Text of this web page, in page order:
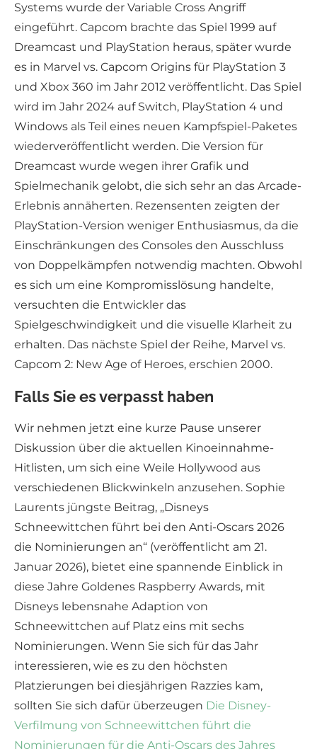
Systems wurde der Variable Cross Angriff
eingeführt. Capcom brachte das Spiel 1999 auf
Dreamcast und PlayStation heraus, später wurde
es in Marvel vs. Capcom Origins für PlayStation 3
und Xbox 360 im Jahr 2012 veröffentlicht. Das Spiel
wird im Jahr 2024 auf Switch, PlayStation 4 und
Windows als Teil eines neuen Kampfspiel-Paketes
wiederveröffentlicht werden. Die Version für
Dreamcast wurde wegen ihrer Grafik und
Spielmechanik gelobt, die sich sehr an das Arcade-
Erlebnis annäherten. Rezensenten zeigten der
PlayStation-Version weniger Enthusiasmus, da die
Einschränkungen des Consoles den Ausschluss
von Doppelkämpfen notwendig machten. Obwohl
es sich um eine Kompromisslösung handelte,
versuchten die Entwickler das
Spielgeschwindigkeit und die visuelle Klarheit zu
erhalten. Das nächste Spiel der Reihe, Marvel vs.
Capcom 2: New Age of Heroes, erschien 2000.
Falls Sie es verpasst haben
Wir nehmen jetzt eine kurze Pause unserer
Diskussion über die aktuellen Kinoeinnahme-
Hitlisten, um sich eine Weile Hollywood aus
verschiedenen Blickwinkeln anzusehen. Sophie
Laurents jüngste Beitrag, „Disneys
Schneewittchen führt bei den Anti-Oscars 2026
die Nominierungen an“ (veröffentlicht am 21.
Januar 2026), bietet eine spannende Einblick in
diese Jahre Goldenes Raspberry Awards, mit
Disneys lebensnahe Adaption von
Schneewittchen auf Platz eins mit sechs
Nominierungen. Wenn Sie sich für das Jahr
interessieren, wie es zu den höchsten
Platzierungen bei diesjährigen Razzies kam,
sollten Sie sich dafür überzeugen Die Disney-
Verfilmung von Schneewittchen führt die
Nominierungen für die Anti-Oscars des Jahres